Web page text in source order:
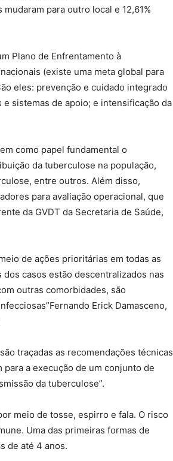
para outro local e 12,61%
Plano de Enfrentamento à
(existe uma meta global para
eles: prevenção e cuidado integrado
sistemas de apoio; e intensificação da
como papel fundamental o
da tuberculose na população,
entre outros. Além disso,
para avaliação operacional, que
da GVDT da Secretaria de Saúde,
de ações prioritárias em todas as
casos estão descentralizados nas
outras comorbidades, são
Erick Damasceno,
traçadas as recomendações técnicas
a execução de um conjunto de
da tuberculose”.
meio de tosse, espirro e fala. O risco
Uma das primeiras formas de
de até 4 anos.